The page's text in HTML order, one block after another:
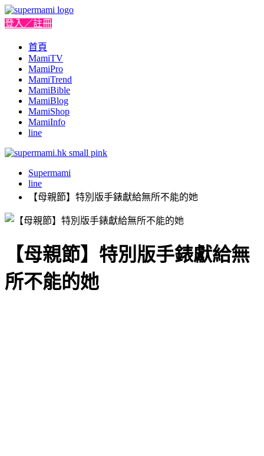
登入／註冊
首頁
MamiTV
MamiPro
MamiTrend
MamiBible
MamiBlog
MamiShop
MamiInfo
line
Supermami
line
【母親節】特別版手錶獻給無所不能的她
【母親節】特別版手錶獻給無
所不能的她